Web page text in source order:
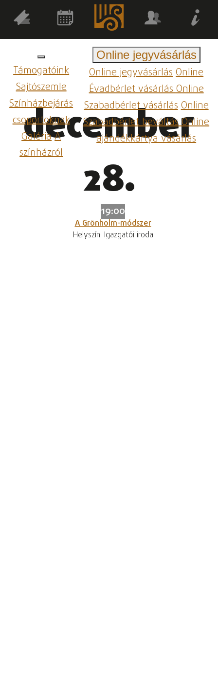
Támogatóink
Sajtószemle
Színházbejárás
csoportoknak
GalériaA
színházról
Online jegyvásárlás
Online jegyvásárlásOnline
Évadbérlet vásárlásOnline
Szabadbérlet vásárlásOnline
Szabadbérlet beváltásOnline
ajándékkártya vásárlás
december
28.
19:00
A Grönholm-módszer
Helyszín: Igazgatói iroda